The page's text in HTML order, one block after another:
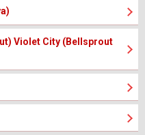
Violet City (Bellsprout